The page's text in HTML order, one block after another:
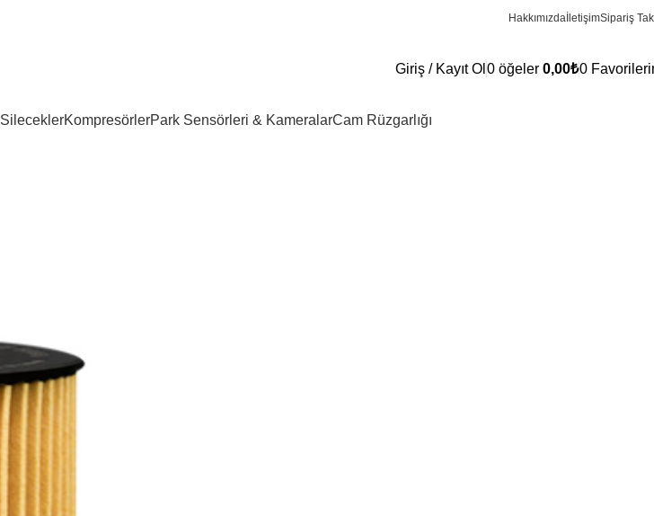
Hakkımızda İletişimSipariş
Giriş / Kayıt Ol 0 öğeler 0,00₺0
SileceklerKompresörlerPark Sensörleri & KameralarCam Rüzgarlığı